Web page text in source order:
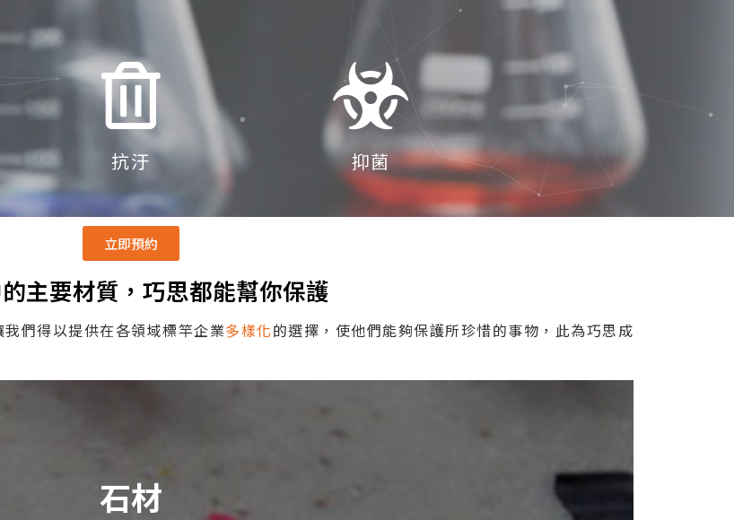
抗汙 抑菌
立即預約
主要材質，巧思都能幫你保護
們得以提供在各領域標竿企業多樣化的選擇，使他們能夠保護所珍惜的事物，此為巧思成
石材